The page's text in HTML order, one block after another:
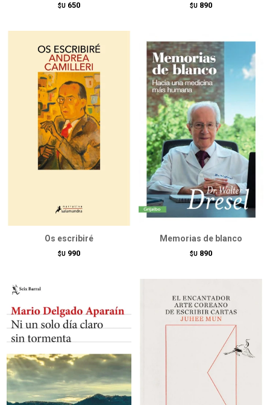
$U 650 $U 890
Os escribiré
$U 990
Memorias de blanco
$U 890